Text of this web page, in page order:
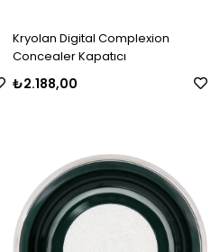
Kryolan Digital Complexion
Concealer Kapatıcı
₺2.188,00